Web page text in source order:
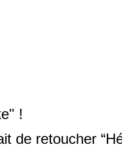
!
de retoucher